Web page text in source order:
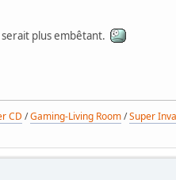
serait plus embêtant.
CD /Gaming-Living Room/Super